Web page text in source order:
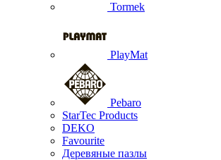
Tormek
PlayMat
Pebaro
StarTec Products
DEKO
Favourite
Деревяные пазлы